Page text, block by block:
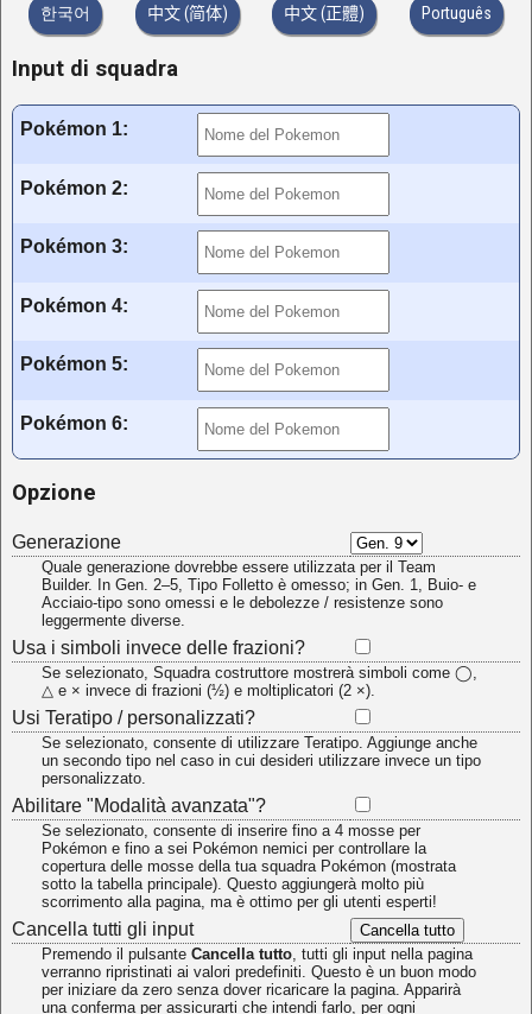
한국어 中文 (简体) 中文 (正體) Português
Input di squadra
Pokémon 1:
Pokémon 2:
Pokémon 3:
Pokémon 4:
Pokémon 5:
Pokémon 6:
Opzione
Generazione
Quale generazione dovrebbe essere utilizzata per il Team
Builder. In Gen. 2–5, Tipo Folletto è omesso; in Gen. 1, Buio- e
Acciaio-tipo sono omessi e le debolezze / resistenze sono
leggermente diverse.
Usa i simboli invece delle frazioni?
Se selezionato, Squadra costruttore mostrerà simboli come ◯,
△ e × invece di frazioni (½) e moltiplicatori (2 ×).
Usi Teratipo / personalizzati?
Se selezionato, consente di utilizzare Teratipo. Aggiunge anche
un secondo tipo nel caso in cui desideri utilizzare invece un tipo
personalizzato.
Abilitare "Modalità avanzata"?
Se selezionato, consente di inserire fino a 4 mosse per
Pokémon e fino a sei Pokémon nemici per controllare la
copertura delle mosse della tua squadra Pokémon (mostrata
sotto la tabella principale). Questo aggiungerà molto più
scorrimento alla pagina, ma è ottimo per gli utenti esperti!
Cancella tutti gli input Cancella tutto
Premendo il pulsanteCancella tutto, tutti gli input nella pagina
verranno ripristinati ai valori predefiniti. Questo è un buon modo
per iniziare da zero senza dover ricaricare la pagina. Apparirà
una conferma per assicurarti che intendi farlo, per ogni